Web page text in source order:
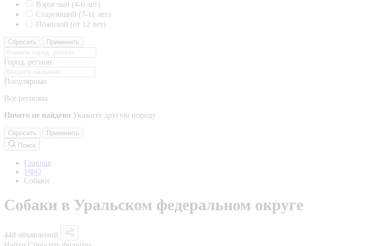
Взрослый (4-6 лет)
Стареющий (7-11 лет)
Пожилой (от 12 лет)
Сбросить Применить
Город, регион
Популярные
Все регионы
Ничего не найдено Укажите другую породу
Сбросить
Применить
Поиск
Главная
УФО
Собаки
Собаки в Уральском федеральном округе
448 объявлений